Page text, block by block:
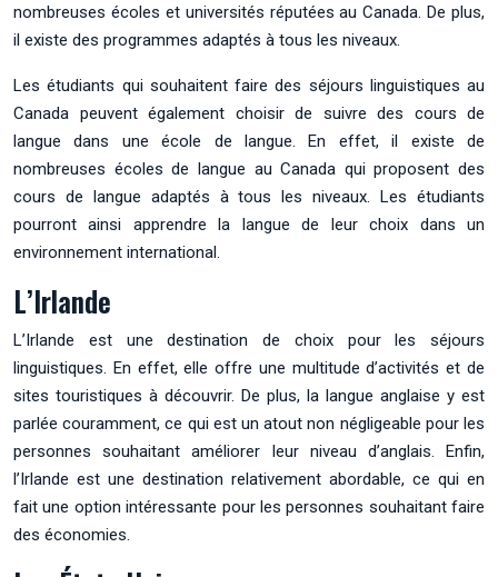
nombreuses écoles et universités réputées au Canada. De plus,
il existe des programmes adaptés à tous les niveaux.
Les étudiants qui souhaitent faire des séjours linguistiques au
Canada peuvent également choisir de suivre des cours de
langue dans une école de langue. En effet, il existe de
nombreuses écoles de langue au Canada qui proposent des
cours de langue adaptés à tous les niveaux. Les étudiants
pourront ainsi apprendre la langue de leur choix dans un
environnement international.
L’Irlande
L’Irlande est une destination de choix pour les séjours
linguistiques. En effet, elle offre une multitude d’activités et de
sites touristiques à découvrir. De plus, la langue anglaise y est
parlée couramment, ce qui est un atout non négligeable pour les
personnes souhaitant améliorer leur niveau d’anglais. Enfin,
l’Irlande est une destination relativement abordable, ce qui en
fait une option intéressante pour les personnes souhaitant faire
des économies.